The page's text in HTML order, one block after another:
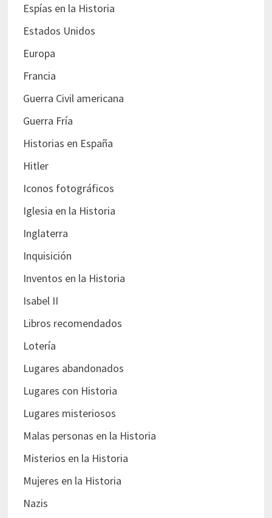
Espías en la Historia
Estados Unidos
Europa
Francia
Guerra Civil americana
Guerra Fría
Historias en España
Hitler
Iconos fotográficos
Iglesia en la Historia
Inglaterra
Inquisición
Inventos en la Historia
Isabel II
Libros recomendados
Lotería
Lugares abandonados
Lugares con Historia
Lugares misteriosos
Malas personas en la Historia
Misterios en la Historia
Mujeres en la Historia
Nazis